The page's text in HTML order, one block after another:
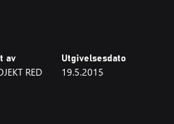
i de nye konsollene – i tillegg
I MONSTERSLAKTING
av og er mutert for å få
i verden.
som profesjonell monsterjeger
av
RED
Utgivelsesdato
19.5.2015